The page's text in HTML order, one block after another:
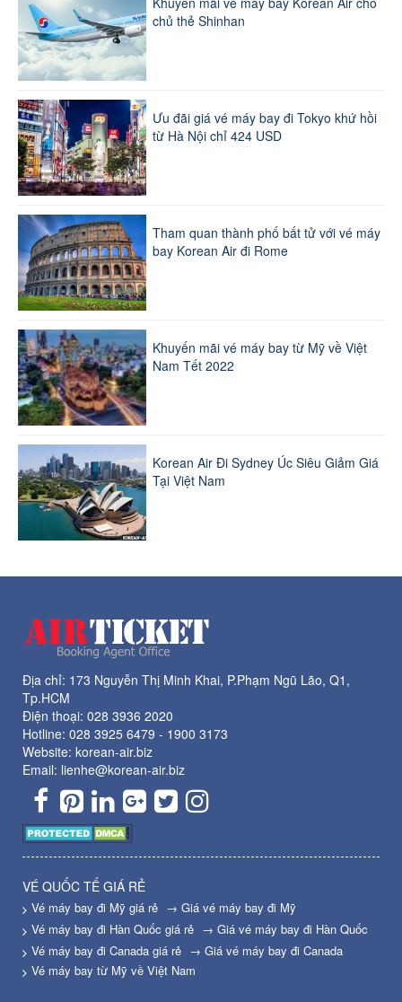
chủ thẻ Shinhan
Ưu đãi giá vé máy bay đi Tokyo khứ hồi
từ Hà Nội chỉ 424 USD
Tham quan thành phố bất tử với vé máy
bay Korean Air đi Rome
Khuyến mãi vé máy bay từ Mỹ về Việt
Nam Tết 2022
Korean Air Đi Sydney Úc Siêu Giảm Giá
Tại Việt Nam
Địa chỉ: 173 Nguyễn Thị Minh Khai, P.Phạm Ngũ Lão, Q1,
Tp.HCM
Điện thoại: 028 3936 2020
Hotline: 028 3925 6479 - 1900 3173
Website: korean-air.biz
Email: lienhe@korean-air.biz
VÉ QUỐC TẾ GIÁ RẺ
Vé máy bay đi Mỹ giá rẻ → Giá vé máy bay đi Mỹ
Vé máy bay đi Hàn Quốc giá rẻ → Giá vé máy bay đi Hàn Quốc
Vé máy bay đi Canada giá rẻ → Giá vé máy bay đi Canada
Vé máy bay từ Mỹ về Việt Nam